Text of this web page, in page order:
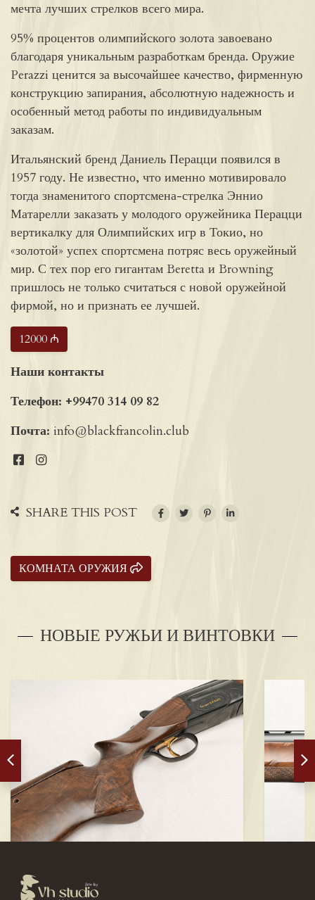
мечта лучших стрелков всего мира.
95% процентов олимпийского золота завоевано
благодаря уникальным разработкам бренда. Оружие
Perazzi ценится за высочайшее качество, фирменную
конструкцию запирания, абсолютную надежность и
особенный метод работы по индивидуальным
заказам.
Итальянский бренд Даниель Перацци появился в
1957 году. Не известно, что именно мотивировало
тогда знаменитого спортсмена-стрелка Эннио
Матарелли заказать у молодого оружейника Перацци
вертикалку для Олимпийских игр в Токио, но
«золотой» успех спортсмена потряс весь оружейный
мир. С тех пор его гигантам Beretta и Browning
пришлось не только считаться с новой оружейной
фирмой, но и признать ее лучшей.
12000 ₼
Наши контакты
Телефон: +99470 314 09 82
Почта: info@blackfrancolin.club
SHARE THIS POST
КОМНАТА ОРУЖИЯ
НОВЫЕ РУЖЬИ И ВИНТОВКИ